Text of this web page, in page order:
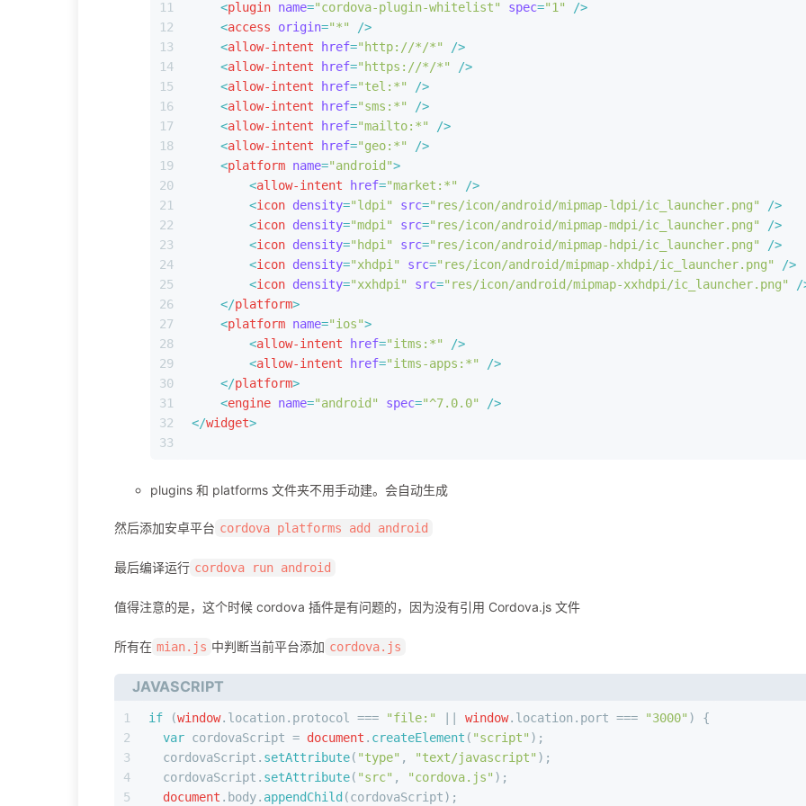
11
12
13
14
15
16
17
18
19
20
21
22
23
24
25
26
27
28
29
30
31
32
33
<plugin name="cordova-plugin-whitelist" spec="1"
/>
<access origin="*"
/>
<allow-intent href="http://*/*"
/>
<allow-intent href="https://*/*"
/>
<allow-intent href="tel:*"
/>
<allow-intent href="sms:*"
/>
<allow-intent href="mailto:*"
/>
<allow-intent href="geo:*"
/>
<platform name="android">
<allow-intent href="market:*"
/>
<icon density="ldpi" src="res/icon/android/mipmap-ldpi/ic_launcher.png"
/>
<icon density="mdpi" src="res/icon/android/mipmap-mdpi/ic_launcher.png"
/>
<icon density="hdpi" src="res/icon/android/mipmap-hdpi/ic_launcher.png"
/>
<icon density="xhdpi" src="res/icon/android/mipmap-xhdpi/ic_launcher.png"
/>
<icon density="xxhdpi" src="res/icon/android/mipmap-xxhdpi/ic_launcher.png"
/
</platform>
<platform name="ios">
<allow-intent href="itms:*"
/>
<allow-intent href="itms-apps:*"
/>
</platform>
<engine name="android" spec="^7.0.0"
/>
</widget>
plugins 和 platforms 文件夹不用手动建。会自动生成
然后添加安卓平台 cordova platforms add android
最后编译运行 cordova run android
值得注意的是，这个时候 cordova 插件是有问题的，因为没有引用 Cordova.js 文件
所有在 mian.js 中判断当前平台添加 cordova.js
JAVASCRIPT
1
2
3
4
5
if (window. location . protocol === "file:" window. location . port === "3000" ) {
var cordovaScript = document . createElement ( "script" );
  cordovaScript.
setAttribute( "type" , "text/javascript" );
  cordovaScript.
setAttribute( "src" , "cordova.js" );
document . body. appendChild (cordovaScript);